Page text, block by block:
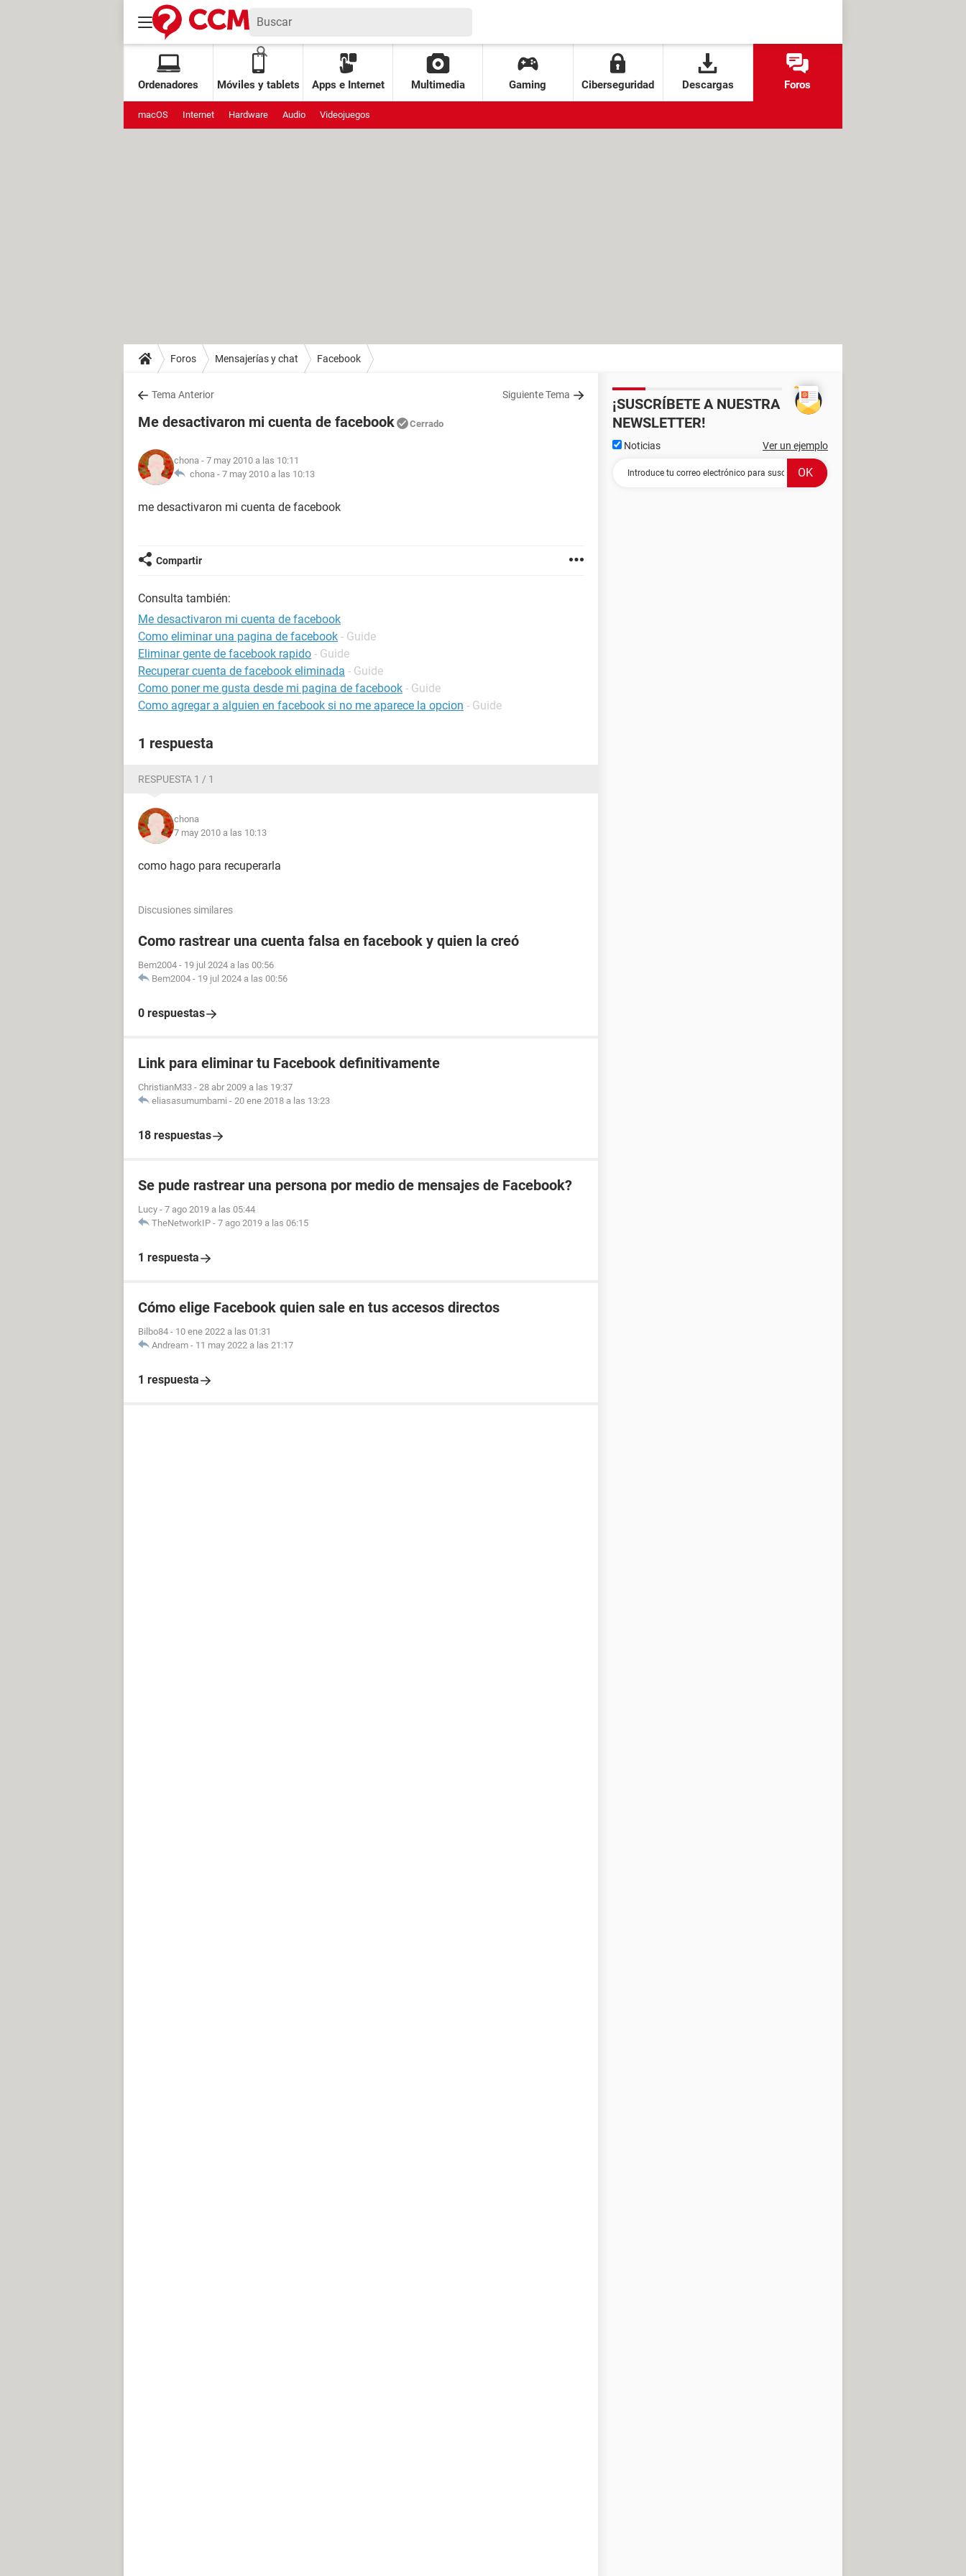
Ordenadores Móviles y tablets Apps e Internet Multimedia Gaming Ciberseguridad Descargas Foros
macOS Internet Hardware Audio Videojuegos
Foros Mensajerías y chat Facebook
Tema Anterior Siguiente Tema
Me desactivaron mi cuenta de facebook Cerrado
chona - 7 may 2010 a las 10:11
chona - 7 may 2010 a las 10:13
me desactivaron mi cuenta de facebook
Compartir
Consulta también:
Me desactivaron mi cuenta de facebook
Como eliminar una pagina de facebook - Guide
Eliminar gente de facebook rapido - Guide
Recuperar cuenta de facebook eliminada - Guide
Como poner me gusta desde mi pagina de facebook - Guide
Como agregar a alguien en facebook si no me aparece la opcion - Guide
1 respuesta
RESPUESTA 1 / 1
chona
7 may 2010 a las 10:13
como hago para recuperarla
Discusiones similares
Como rastrear una cuenta falsa en facebook y quien la creó
Bem2004 - 19 jul 2024 a las 00:56
Bem2004 - 19 jul 2024 a las 00:56
0 respuestas
Link para eliminar tu Facebook definitivamente
ChristianM33 - 28 abr 2009 a las 19:37
eliasasumumbami - 20 ene 2018 a las 13:23
18 respuestas
Se pude rastrear una persona por medio de mensajes de Facebook?
Lucy - 7 ago 2019 a las 05:44
TheNetworkIP - 7 ago 2019 a las 06:15
1 respuesta
Cómo elige Facebook quien sale en tus accesos directos
Bilbo84 - 10 ene 2022 a las 01:31
Andream - 11 may 2022 a las 21:17
1 respuesta
¡SUSCRÍBETE A NUESTRA
NEWSLETTER!
Noticias Ver un ejemplo